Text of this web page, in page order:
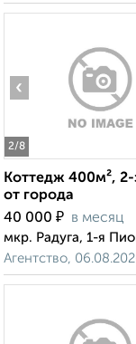
2/8
‹
Коттедж 400м²,
от города
40 000 ₽ в месяц
мкр. Радуга, 1-я
Агентство,